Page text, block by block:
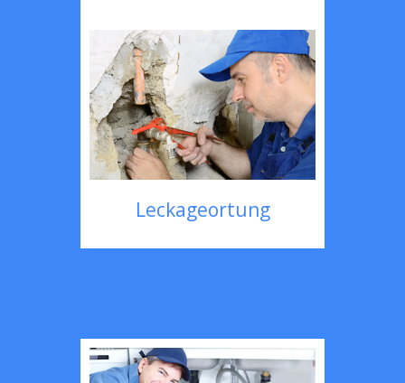
Leckageortung